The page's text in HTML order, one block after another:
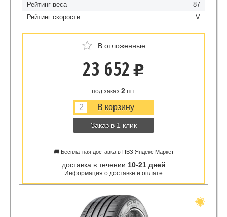
Рейтинг веса
87
Рейтинг скорости
V
В отложенные
23 652 u
под заказ 2шт.
Заказ в 1 клик
🚚 Бесплатная доставка в ПВЗ Яндекс Маркет
доставка в течении 10-21 дней
Информация о доставке и оплате